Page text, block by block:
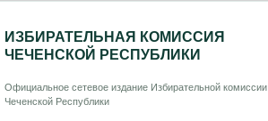
ИЗБИРАТЕЛЬНАЯ КОМИССИЯ
ЧЕЧЕНСКОЙ РЕСПУБЛИКИ
Официальное сетевое издание Избирательной комиссии
Чеченской Республики